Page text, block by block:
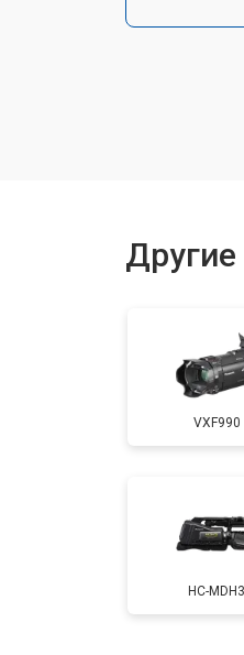
VXF990
HC-MDH3